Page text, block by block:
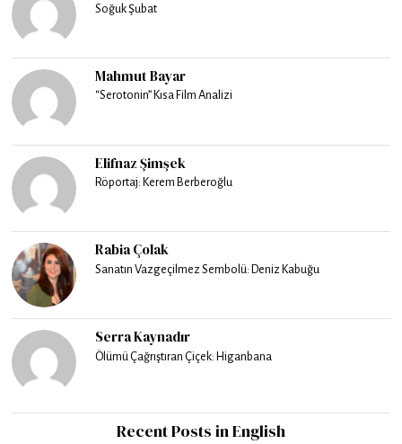
Soğuk Şubat
Mahmut Bayar
“Serotonin” Kısa Film Analizi
Elifnaz Şimşek
Röportaj: Kerem Berberoğlu
Rabia Çolak
Sanatın Vazgeçilmez Sembolü: Deniz Kabuğu
Serra Kaynadır
Ölümü Çağrıştıran Çiçek: Higanbana
Recent Posts in English